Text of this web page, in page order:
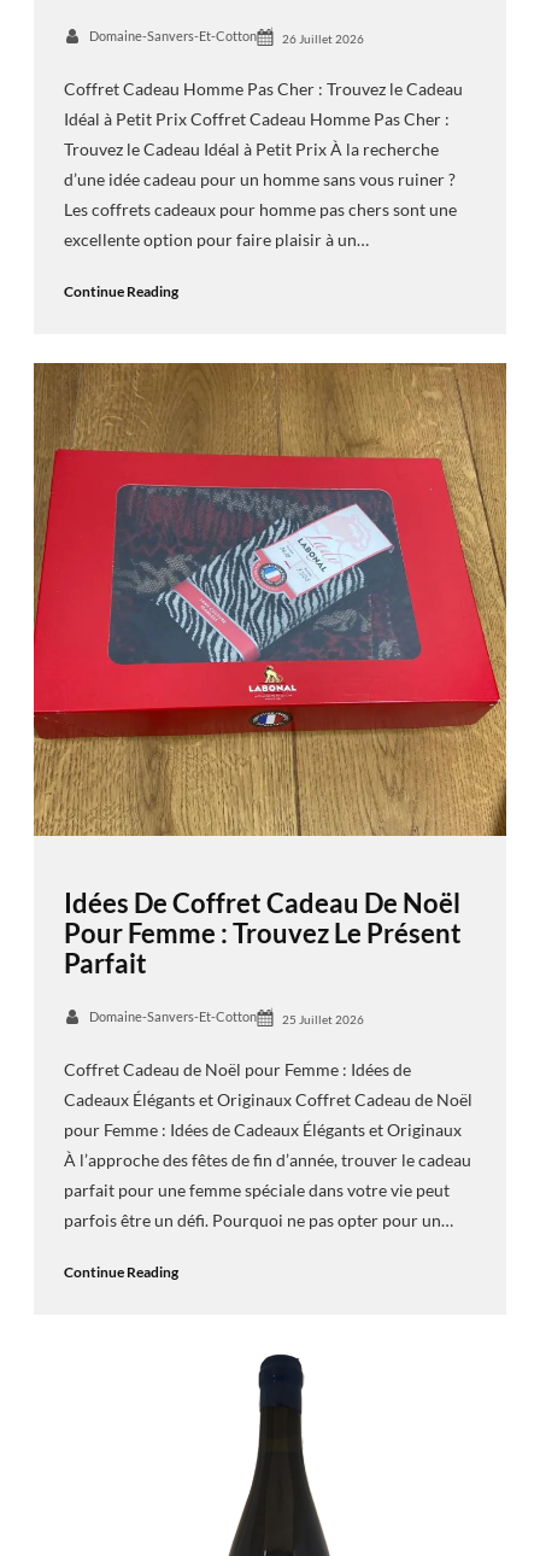
Domaine-Sanvers-Et-Cotton 26 Juillet 2026
Coffret Cadeau Homme Pas Cher : Trouvez le Cadeau
Idéal à Petit Prix Coffret Cadeau Homme Pas Cher :
Trouvez le Cadeau Idéal à Petit Prix À la recherche
d’une idée cadeau pour un homme sans vous ruiner ?
Les coffrets cadeaux pour homme pas chers sont une
excellente option pour faire plaisir à un…
Continue Reading
Idées De Coffret Cadeau De Noël
Pour Femme : Trouvez Le Présent
Parfait
Domaine-Sanvers-Et-Cotton 25 Juillet 2026
Coffret Cadeau de Noël pour Femme : Idées de
Cadeaux Élégants et Originaux Coffret Cadeau de Noël
pour Femme : Idées de Cadeaux Élégants et Originaux
À l’approche des fêtes de fin d’année, trouver le cadeau
parfait pour une femme spéciale dans votre vie peut
parfois être un défi. Pourquoi ne pas opter pour un…
Continue Reading